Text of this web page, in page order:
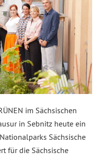
im Sächsischen
in Sebnitz heute ein
Sächsische
für die Sächsische